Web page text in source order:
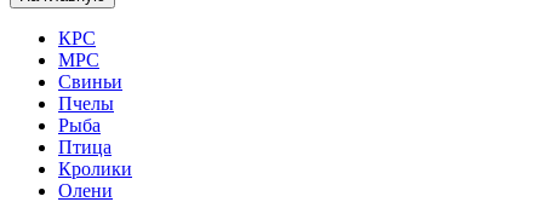
КРС
МРС
Свиньи
Пчелы
Рыба
Птица
Кролики
Олени